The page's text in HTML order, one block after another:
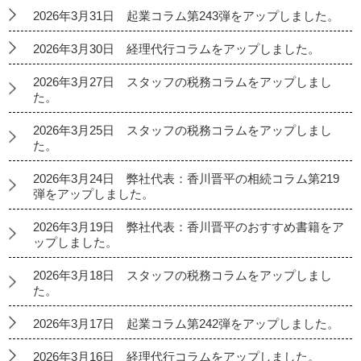
2026年3月31日 起業コラム第243弾をアップしました。
2026年3月30日 経理代行コラムをアップしました。
2026年3月27日 スタッフの税務コラムをアップしまし
た。
2026年3月25日 スタッフの税務コラムをアップしまし
た。
2026年3月24日 弊社代表：香川晋平の相続コラム第219
弾をアップしました。
2026年3月19日 弊社代表：香川晋平のおすすめ書籍をア
ップしました。
2026年3月18日 スタッフの税務コラムをアップしまし
た。
2026年3月17日 起業コラム第242弾をアップしました。
2026年3月16日 経理代行コラムをアップしました。